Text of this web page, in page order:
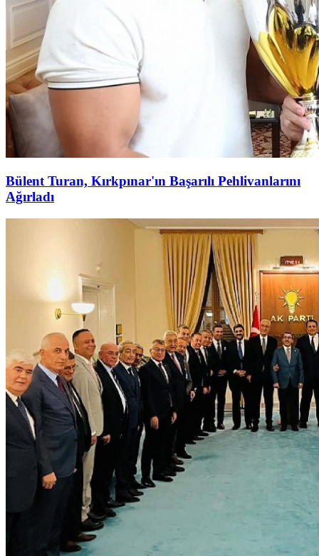
Bülent Turan, Kırkpınar'ın Başarılı Pehlivanlarını
Ağırladı